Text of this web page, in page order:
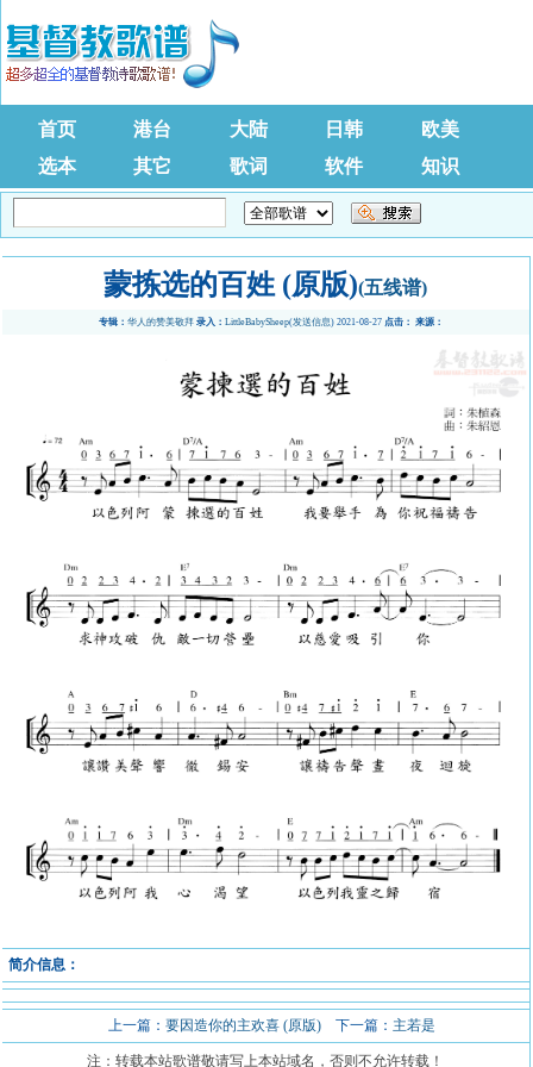
首页 港台 大陆 日韩
欧美
选本
其它 歌词 软件 知识
蒙拣选的百姓 (原版)(五线谱)
专辑： 华人的赞美敬拜 录入： LittleBabySheep(发送信息) 2021-08-27点击： 来源：
简介信息：
上一篇：要因造你的主欢喜 (原版) 下一篇： 主若是
注：转载本站歌谱敬请写上本站域名，否则不允许转载！